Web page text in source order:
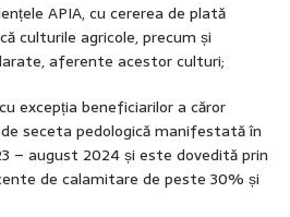
APIA, cu cererea de plată
culturile agricole, precum și
aferente acestor culturi;
excepția beneficiarilor a căror
seceta pedologică manifestată în
– august 2024 și este dovedită prin
de calamitare de peste 30% și